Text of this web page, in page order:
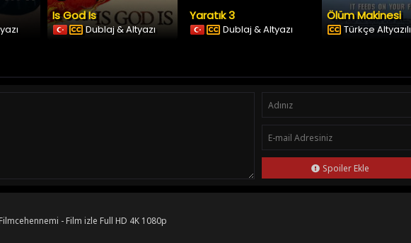
Is God Is
Dublaj & Altyazı
Yaratık 3
Dublaj & Altyazı
Ölüm Makinesi
Türkçe Altyazılı
Spoiler Ekle
- Film izle Full HD 4K 1080p